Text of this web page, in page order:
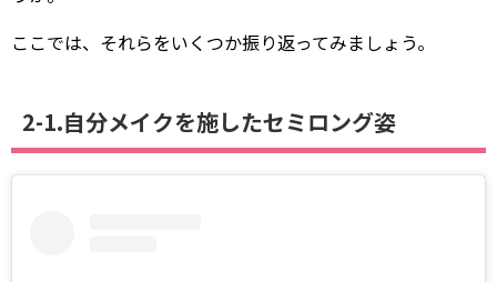
ここでは、それらをいくつか振り返ってみましょう。
2-1.自分メイクを施したセミロング姿